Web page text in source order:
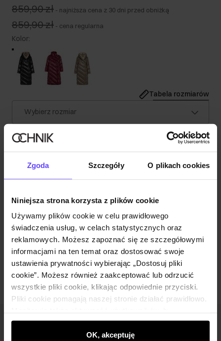
Zgoda Szczegóły O plikach cookies
Niniejsza strona korzysta z plików cookie
Używamy plików cookie w celu prawidłowego
świadczenia usług, w celach statystycznych oraz
reklamowych. Możesz zapoznać się ze szczegółowymi
informacjami na ten temat oraz dostosować swoje
ustawienia prywatności wybierając „Dostosuj pliki
cookie”. Możesz również zaakceptować lub odrzucić
wszystkie pliki cookie, klikając odpowiednie przyciski.
Pliki cookie pomagają naszej stronie działać prawidłowo.
wyświetlać im dopasowane do ich preferencji treści,
rekomendacje oraz komunikaty reklamowe informujące o
OK, akceptuję
859,90 zł - najniższa cena z 30 dni przed obniżką
859,90 zł - cena regularna
Kolor:
Tabela rozmiarów
Wybierz rozmiar
Wysyłka w 1 dzień roboczy
Opis produktu
Skład
Opinie